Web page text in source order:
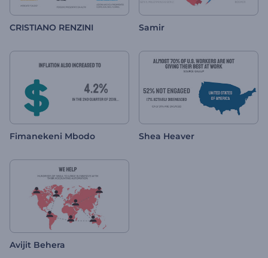
CRISTIANO RENZINI Samir
Fimanekeni Mbodo Shea Heaver
Avijit Behera